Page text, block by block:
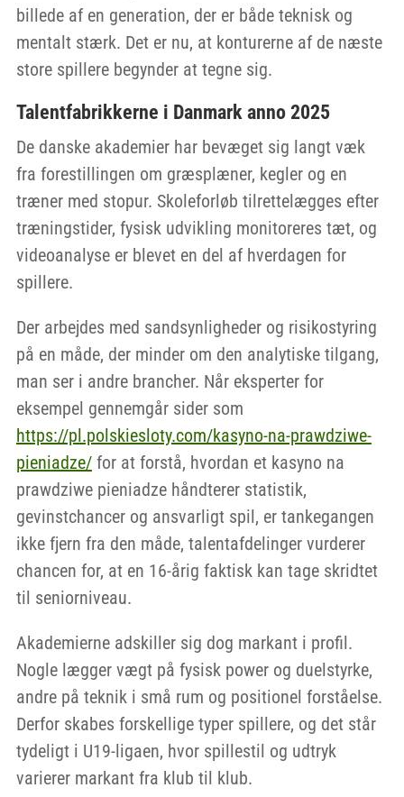
billede af en generation, der er både teknisk og
mentalt stærk. Det er nu, at konturerne af de næste
store spillere begynder at tegne sig.
Talentfabrikkerne i Danmark anno 2025
De danske akademier har bevæget sig langt væk
fra forestillingen om græsplæner, kegler og en
træner med stopur. Skoleforløb tilrettelægges efter
træningstider, fysisk udvikling monitoreres tæt, og
videoanalyse er blevet en del af hverdagen for
spillere.
Der arbejdes med sandsynligheder og risikostyring
på en måde, der minder om den analytiske tilgang,
man ser i andre brancher. Når eksperter for
eksempel gennemgår sider som
https://pl.polskiesloty.com/kasyno-na-prawdziwe-
pieniadze/for at forstå, hvordan et kasyno na
prawdziwe pieniadze håndterer statistik,
gevinstchancer og ansvarligt spil, er tankegangen
ikke fjern fra den måde, talentafdelinger vurderer
chancen for, at en 16-årig faktisk kan tage skridtet
til seniorniveau.
Akademierne adskiller sig dog markant i profil.
Nogle lægger vægt på fysisk power og duelstyrke,
andre på teknik i små rum og positionel forståelse.
Derfor skabes forskellige typer spillere, og det står
tydeligt i U19-ligaen, hvor spillestil og udtryk
varierer markant fra klub til klub.